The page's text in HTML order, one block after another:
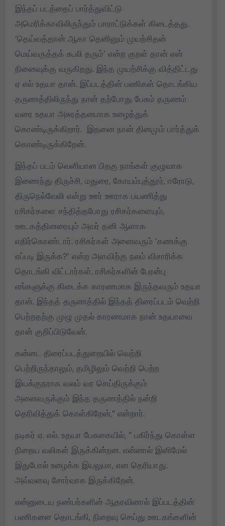
இந்தப் படத்தைப் பார்த்துவிட்டு
அமெரிக்காவிலிருந்தும் பாராட்டுக்கள் கிடைத்தது.
‘தெய்வத்தான் ஆகா தெனினும் முயற்சிதன்
மெய்வருத்தக் கூலி தரும்’ என்ற குறள் தான் என்
நினைவுக்கு வருகிறது. இந்த முயற்சிக்கு வித்திட்டது
ஏ எல் உதயா தான். இப்படத்தின் பணிகள் தொடங்கிய
தருணத்திலிருந்து நான் தற்போது பேசும் தருணம்
வரை உதயா அசுரத்தனமாக உழைத்துக்
கொண்டிருக்கிறார். இதனை நான் தினமும் பார்த்துக்
கொண்டிருக்கிறேன்.
இந்தப் படம் வெளியான பிறகு நாங்கள் குழுவாக
இணைந்து திருச்சி, மதுரை, கோயம்புத்தூர், ஈரோடு,
திருநெல்வேலி என்று ஊர் ஊராக பயணித்து
ரசிகர்களை சந்தித்தபோது ரசிகர்களையும்,
ஊடகத்தினரையும் அவர் தனி ஆளாக
எதிர்கொண்டார். ரசிகர்கள் அனைவரும் ‘கணக்கு
எப்படி இருக்க?’ என்ற அளவிற்கு நலம் விசாரிக்க
தொடங்கி விட்டார்கள். ரசிகர்களின் பேரன்பு
எங்களுக்கு கிடைக்க காரணமாக இருந்தவரும் உதயா
தான். இந்தத் தருணத்தில் இந்தத் திரைப்படம் வெற்றி
பெற்றதற்கு முழு முதல் காரணமாக நான் உதயாவை
தான் குறிப்பிடுவேன்.
கன்னட திரைப்படத்துறையில் வெற்றி
பெற்றிருந்தாலும், தமிழிலும் வெற்றி பெற்ற
இயக்குநராக வலம் வர செய்திருக்கும்
அனைவருக்கும் இந்த தருணத்தில் நன்றி
தெரிவித்துக் கொள்கிறேன்,” என்றார்.
நடிகர் ஏ. எல். உதயா பேசுகையில், ” பகிர்ந்து கொள்ள
நிறைய வலிகள் இருக்கின்றன. என்னால் இனிமேல்
இதுபோல் உழைக்க இயலுமா, என தெரியாது.
அவ்வளவு சோர்வாக இருக்கிறேன்.
என்னுடைய நண்பர்களின் ஆதரவினால் இப்படத்தின்
பணிகளை தொடங்கி, நிறைவு செய்து ஊடகங்களின்